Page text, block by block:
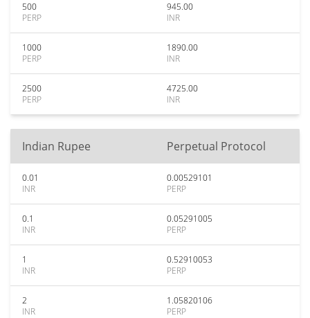
500
PERP
945.00
INR
1000
PERP
1890.00
INR
2500
PERP
4725.00
INR
Indian Rupee Perpetual Protocol
0.01
INR
0.00529101
PERP
0.1
INR
0.05291005
PERP
1
INR
0.52910053
PERP
2
INR
1.05820106
PERP